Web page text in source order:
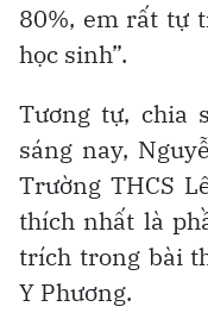
80%, em rất tự
học sinh”.
Tương tự, chia
sáng nay,
Trường THCS
thích nhất là
trích trong bài
Y Phương.